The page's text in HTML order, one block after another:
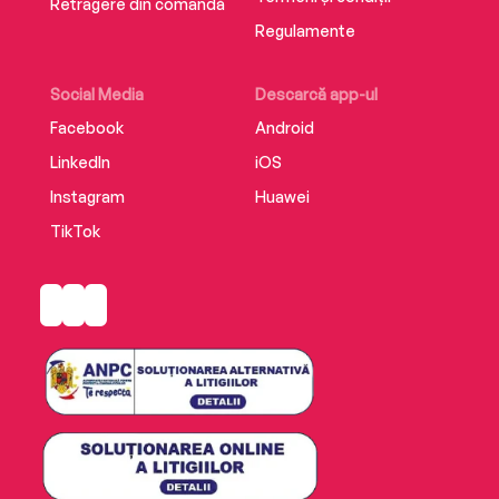
Retragere din comandă
Social Media
Facebook
LinkedIn
Instagram
TikTok
Descarcă app-ul
Android
iOS
Huawei
Regulamente